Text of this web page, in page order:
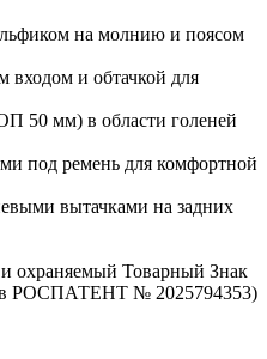
на молнию и поясом
и обтачкой для
50 мм) в области голеней
под ремень для комфортной
вытачками на задних
охраняемый Товарный Знак
в РОСПАТЕНТ № 2025794353)